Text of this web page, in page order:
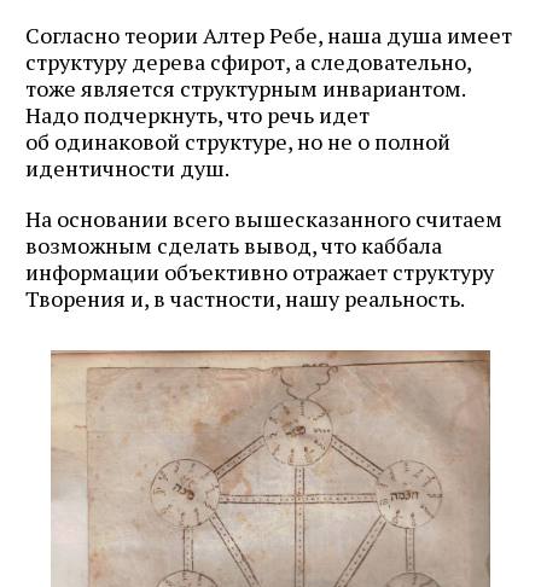
Согласно теории Алтер Ребе, наша душа имеет
структуру дерева сфирот, а следовательно,
тоже является структурным инвариантом.
Надо подчеркнуть, что речь идет
об одинаковой структуре, но не о полной
идентичности душ.
На основании всего вышесказанного считаем
возможным сделать вывод, что каббала
информации объективно отражает структуру
Творения и, в частности, нашу реальность.